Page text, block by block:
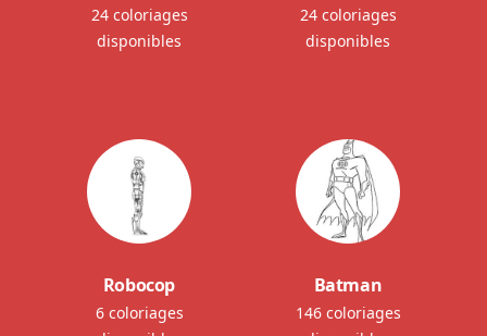
24 coloriages
disponibles
24 coloriages
disponibles
Robocop
6 coloriages
Batman
146 coloriages